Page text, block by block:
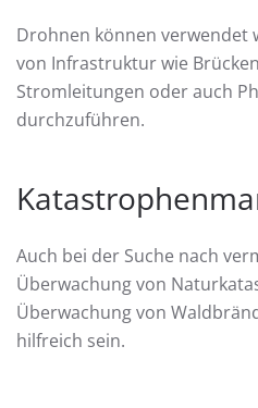
Drohnen können verwendet
von Infrastruktur wie
Stromleitungen oder auch
durchzuführen.
Auch bei der Suche nach
Überwachung von
Überwachung von
hilfreich sein.